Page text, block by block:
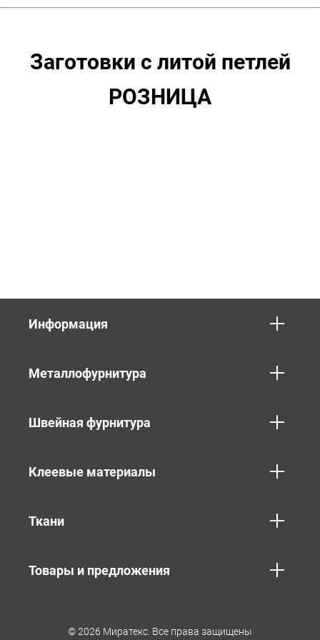
Заготовки с литой петлей
РОЗНИЦА
Информация
Металлофурнитура
Швейная фурнитура
Клеевые материалы
Ткани
Товары и предложения
© 2026 Миратекс. Все права защищены